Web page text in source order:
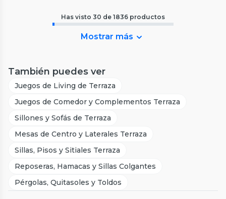
Has visto 30 de 1836 productos
Mostrar más
También puedes ver
Juegos de Living de Terraza
Juegos de Comedor y Complementos Terraza
Sillones y Sofás de Terraza
Mesas de Centro y Laterales Terraza
Sillas, Pisos y Sitiales Terraza
Reposeras, Hamacas y Sillas Colgantes
Pérgolas, Quitasoles y Toldos